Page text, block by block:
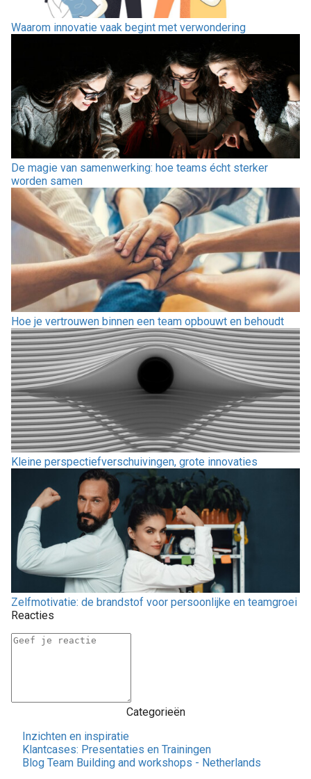
Waarom innovatie vaak begint met verwondering
De magie van samenwerking: hoe teams écht sterker
worden samen
Hoe je vertrouwen binnen een team opbouwt en behoudt
Kleine perspectiefverschuivingen, grote innovaties
Zelfmotivatie: de brandstof voor persoonlijke en teamgroei
Reacties
Categorieën
Inzichten en inspiratie
Klantcases: Presentaties en Trainingen
Blog Team Building and workshops - Netherlands